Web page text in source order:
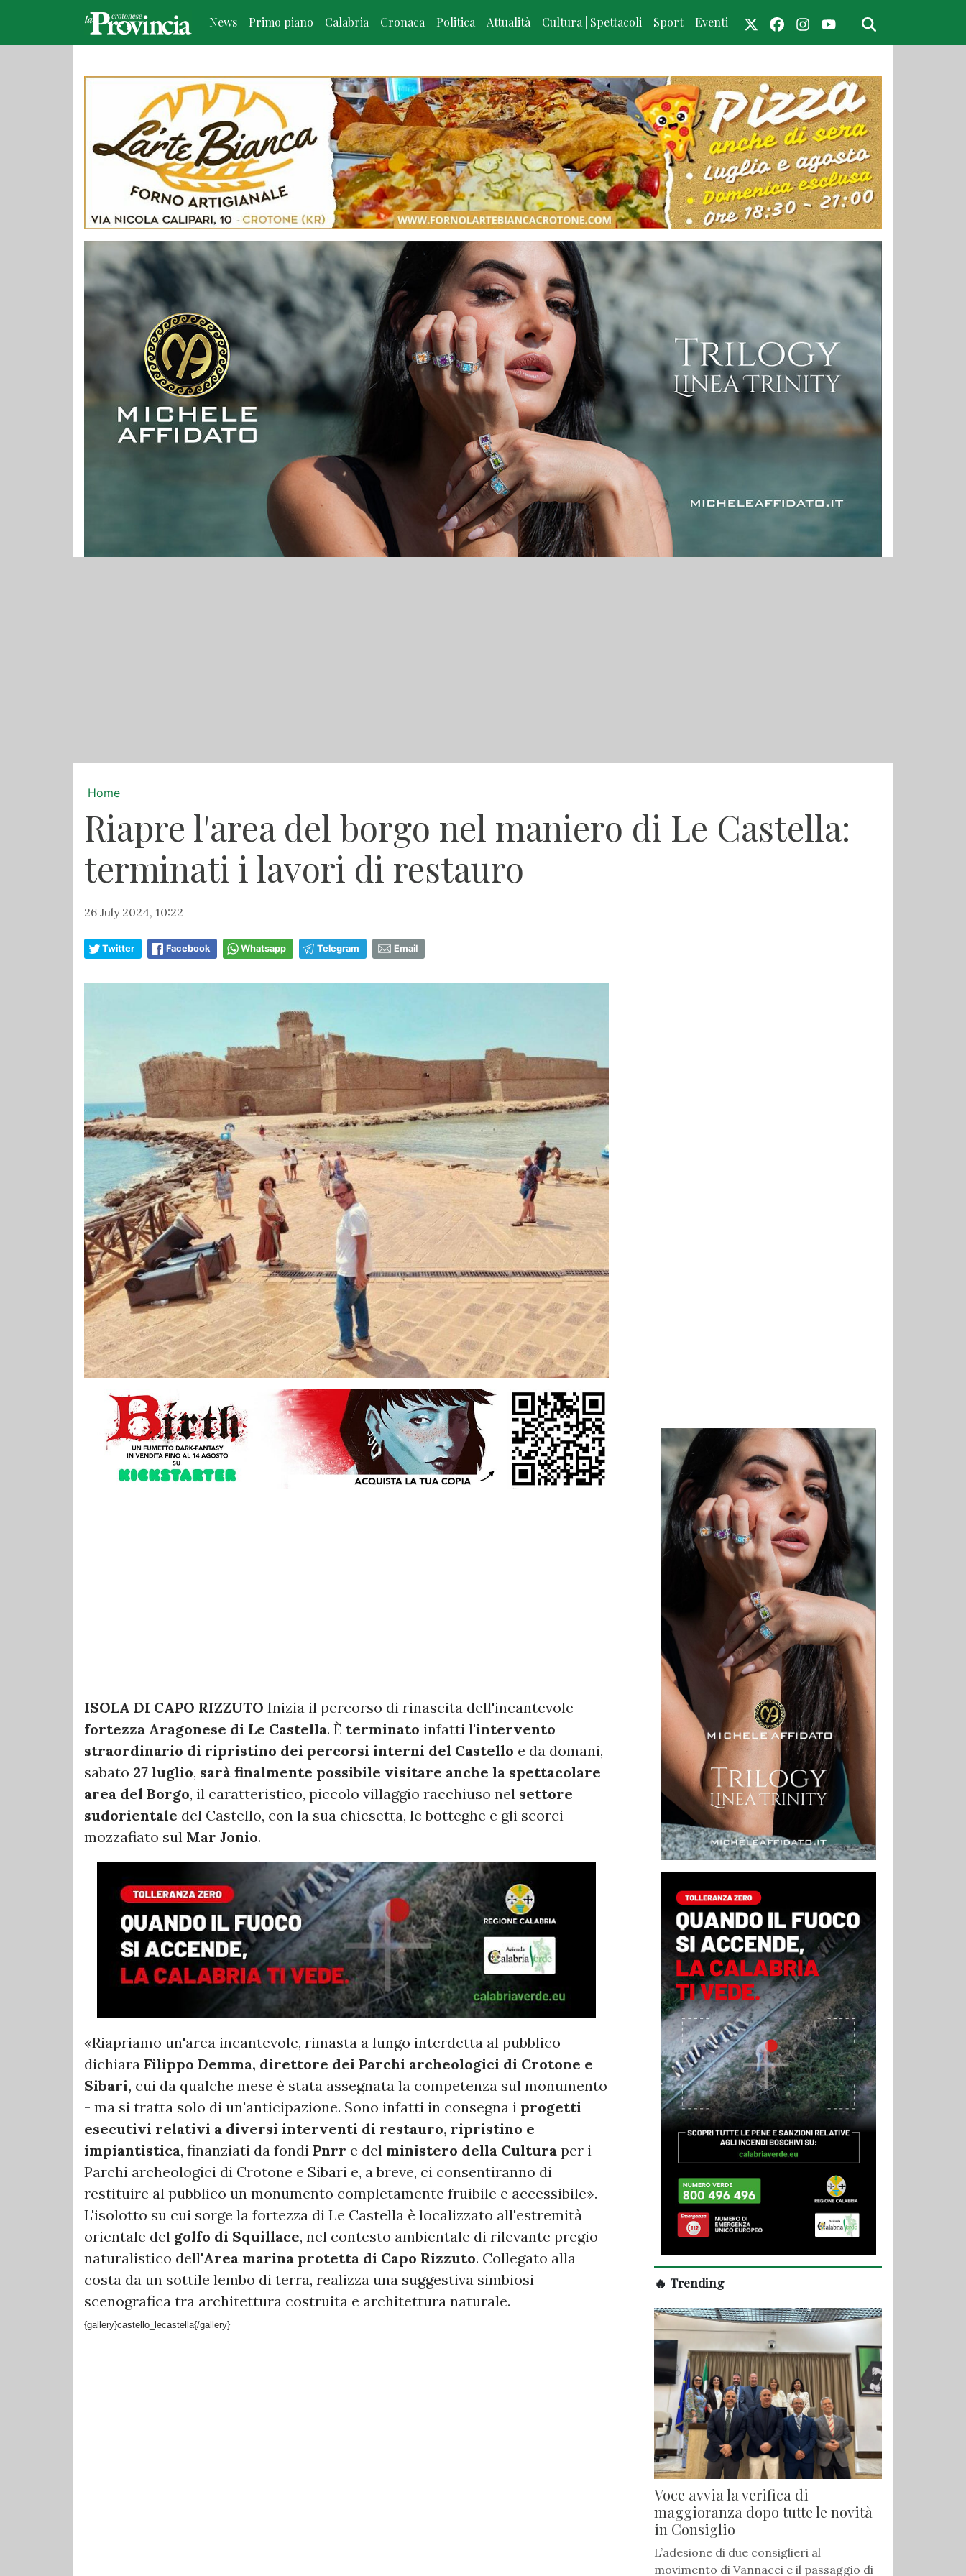
News Primo piano Calabria Cronaca Politica Attualità Cultura | Spettacoli Sport Eventi
Home
Riapre l'area del borgo nel maniero di Le Castella:
terminati i lavori di restauro
26 July 2024, 10:22
Twitter Facebook Whatsapp Telegram Email
ISOLA DI CAPO RIZZUTO Inizia il percorso di rinascita dell'incantevole
fortezza Aragonese di Le Castella. È terminato infatti l'intervento
straordinario di ripristino dei percorsi interni del Castello e da domani,
sabato 27 luglio, sarà finalmente possibile visitare anche la spettacolare
area del Borgo, il caratteristico, piccolo villaggio racchiuso nel settore
sudorientale del Castello, con la sua chiesetta, le botteghe e gli scorci
mozzafiato sul Mar Jonio.
«Riapriamo un'area incantevole, rimasta a lungo interdetta al pubblico -
dichiara Filippo Demma, direttore dei Parchi archeologici di Crotone e
Sibari, cui da qualche mese è stata assegnata la competenza sul monumento
- ma si tratta solo di un'anticipazione. Sono infatti in consegna i progetti
esecutivi relativi a diversi interventi di restauro, ripristino e
impiantistica, finanziati da fondi Pnrr e del ministero della Cultura per i
Parchi archeologici di Crotone e Sibari e, a breve, ci consentiranno di
restituire al pubblico un monumento completamente fruibile e accessibile».
L'isolotto su cui sorge la fortezza di Le Castella è localizzato all'estremità
orientale del golfo di Squillace, nel contesto ambientale di rilevante pregio
naturalistico dell'Area marina protetta di Capo Rizzuto. Collegato alla
costa da un sottile lembo di terra, realizza una suggestiva simbiosi
scenografica tra architettura costruita e architettura naturale.
{gallery}castello_lecastella{/gallery}
🔥 Trending
Voce avvia la verifica di
maggioranza dopo tutte le novità
in Consiglio
L’adesione di due consiglieri al
movimento di Vannacci e il passaggio di